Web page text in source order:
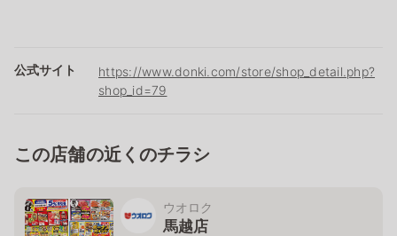
公式サイト
https://www.donki.com/store/shop_detail.php?
shop_id=79
この店舗の近くのチラシ
ウオロク
馬越店